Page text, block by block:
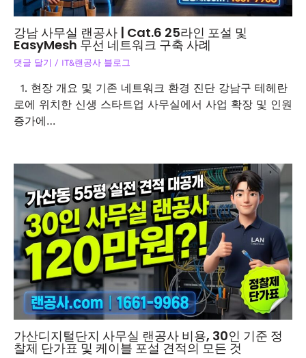
강남 사무실 랜공사 | Cat.6 25라인 포설 및
EasyMesh 무선 네트워크 구축 사례
댓글 달기 / IT&랜공사 블로그
1. 현장 개요 및 기존 네트워크 환경 진단 강남구 테헤란
로에 위치한 신생 스타트업 사무실에서 사업 확장 및 인원
증가에…
가산디지털단지 사무실 랜공사 비용, 30인 기준 정
찰제 단가표 및 케이블 포설 견적의 모든 것